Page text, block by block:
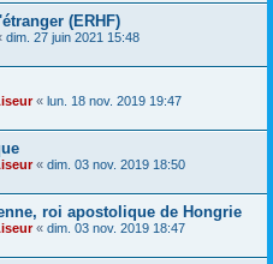
(ERHF)
dim. 27 juin 2021 15:48
« lun. 18 nov. 2019 19:47
« dim. 03 nov. 2019 18:50
roi apostolique de Hongrie
« dim. 03 nov. 2019 18:47